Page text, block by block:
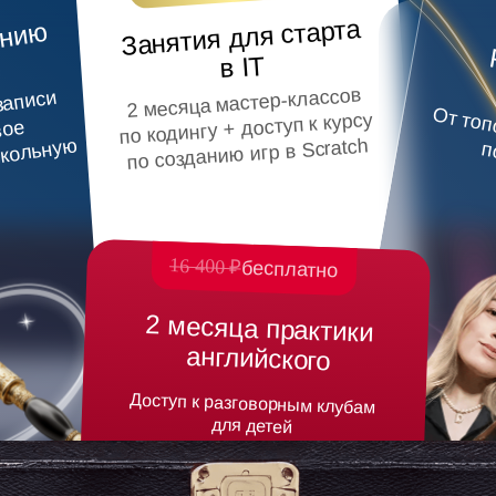
Занятия для старта
в IT
2 месяца мастер-классов
по кодингу + доступ к курсу
по созданию игр в Scratch т
х
16 400 ₽бесплатно
2 месяца практики
английского
Доступ к разговорным клубам
для детей